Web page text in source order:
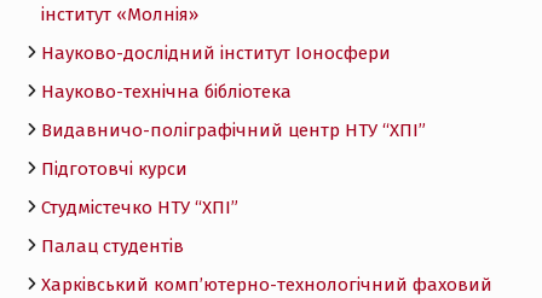
інститут «Молнія»
Науково-дослідний інститут Іоносфери
Науково-технічна бібліотека
Видавничо-поліграфічний центр НТУ “ХПІ”
Підготовчі курси
Студмістечко НТУ “ХПІ”
Палац студентів
Харківський комп’ютерно-технологічний фаховий